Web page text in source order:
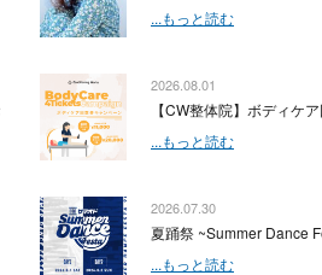
...もっと読む
2026.08.01
【CW整体院】ボディケ
...もっと読む
2026.07.30
夏踊祭 ~Summer Dance
...もっと読む